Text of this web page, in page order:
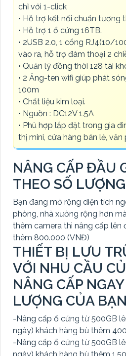
chỉ với 1-click
• Hỗ trợ kết nối chuẩn tương
• Hỗ trợ 1 ổ cứng 16TB.
• 2USB 2.0, 1 cổng RJ4(10/
vào ra, hỗ trợ đàm thoại 2
• Quản lý đồng thời 128 tài
• 2 Ăng-ten wifi giúp phát
100m
• Chất liệu kim loại.
• Nguồn : DC12V 1.5A
• Phù hợp lắp đặt trong gia
thị mini, cửa hàng bán lẻ, văn
NÂNG CẤP ĐẦU
THEO SỐ
Bạn đang mở rộng diện tích
phòng, nhà xưởng rộng hơn
thêm camera thì nâng cấp lên
thêm 800.000 (VNĐ)
THIẾT BỊ LƯU
VỚI NHU CẦU
NÂNG CẤP
LƯỢNG CỦA BẠN
-Nâng cấp ổ cứng từ 500GB
ngày) khách hàng bù thêm
-Nâng cấp ổ cứng từ 500GB